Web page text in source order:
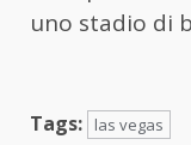
uno stadio di
Tags: las vegas